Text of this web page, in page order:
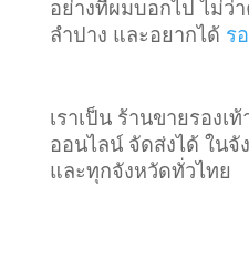
อย่างที่ผมบอกไป ไม่ว่
ลำปาง และอยากได้ ร
เราเป็น ร้านขายรองเท้
ออนไลน์ จัดส่งได้ ใน
และทุกจังหวัดทั่วไทย